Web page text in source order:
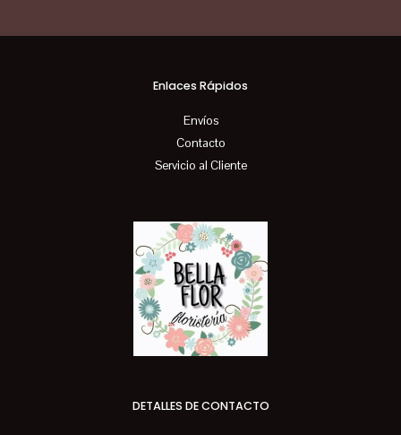
DETALLES DE CONTACTO
Enlaces Rápidos
Envíos
Contacto
Servicio al Cliente